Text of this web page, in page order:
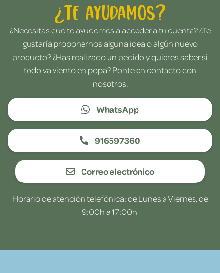
¿Te ayudamos?
¿Necesitas que te ayudemos a acceder a tu cuenta? ¿Te
gustaría proponernos alguna idea o algún nuevo
producto? ¿Has realizado un pedido y quieres saber si
todo va viento en popa? Ponte en contacto con
nosotros.
WhatsApp
916597360
Correo electrónico
Horario de atención telefónica: de Lunes a Viernes, de
9:00h a 17:00h.